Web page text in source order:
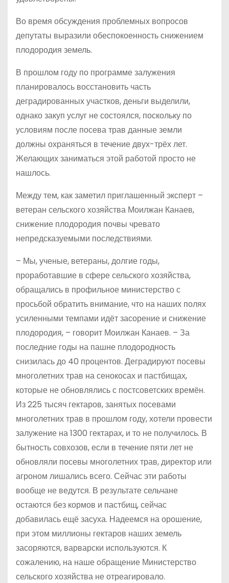
Во время обсуждения проблемных вопросов
депутаты выразили обеспокоенность снижением
плодородия земель.
В прошлом году по программе залужения
планировалось восстановить часть
деградированных участков, деньги выделили,
однако закуп услуг не состоялся, поскольку по
условиям после посева трав данные земли
должны охраняться в течение двух-трёх лет.
Желающих заниматься этой работой просто не
нашлось.
Между тем, как заметил приглашенный эксперт –
ветеран сельского хозяйства Моилжан Канаев,
снижение плодородия почвы чревато
непредсказуемыми последствиями.
– Мы, ученые, ветераны, долгие годы,
проработавшие в сфере сельского хозяйства,
обращались в профильное министерство с
просьбой обратить внимание, что на наших полях
усиленными темпами идёт засорение и снижение
плодородия, – говорит Моилжан Канаев. – За
последние годы на пашне плодородность
снизилась до 40 процентов. Деградируют посевы
многолетних трав на сенокосах и пастбищах,
которые не обновлялись с постсоветских времён.
Из 225 тысяч гектаров, занятых посевами
многолетних трав в прошлом году, хотели провести
залужение на 1300 гектарах, и то не получилось. В
бытность совхозов, если в течение пяти лет не
обновляли посевы многолетних трав, директор или
агроном лишались всего. Сейчас эти работы
вообще не ведутся. В результате сельчане
остаются без кормов и пастбищ, сейчас
добавилась ещё засуха. Надеемся на орошение,
при этом миллионы гектаров наших земель
засоряются, варварски используются. К
сожалению, на наше обращение Министерство
сельского хозяйства не отреагировало.